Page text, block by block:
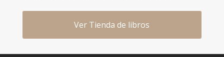
Ver Tienda de libros